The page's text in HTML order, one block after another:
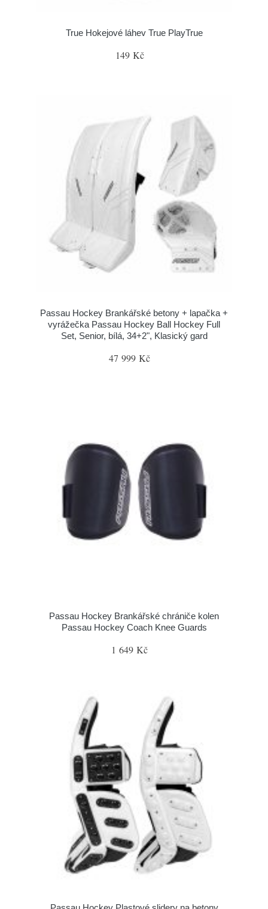
True Hokejové láhev True PlayTrue
149 Kč
Passau Hockey Brankářské betony + lapačka +
vyrážečka Passau Hockey Ball Hockey Full
Set, Senior, bílá, 34+2", Klasický gard
47 999 Kč
Passau Hockey Brankářské chrániče kolen
Passau Hockey Coach Knee Guards
1 649 Kč